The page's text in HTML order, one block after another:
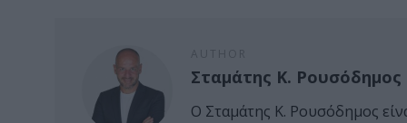
Σταμάτης Κ. Ρουσόδημος
Ο Σταμάτης Κ. Ρουσόδημος